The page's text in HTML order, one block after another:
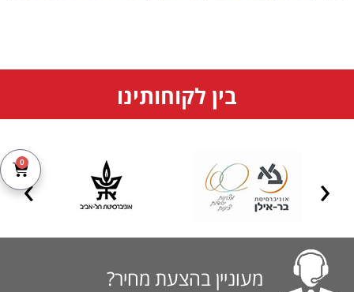
בין לקוחותינו
מעוניין בהצעת מחיר?
0